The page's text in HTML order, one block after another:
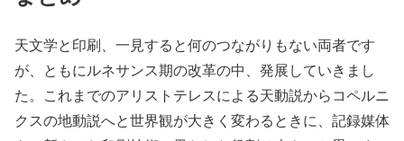
天文学と印刷、一見すると何のつながりもない両者です
が、ともにルネサンス期の改革の中、発展していきまし
た。これまでのアリストテレスによる天動説からコペルニ
クスの地動説へと世界観が大きく変わるときに、記録媒体